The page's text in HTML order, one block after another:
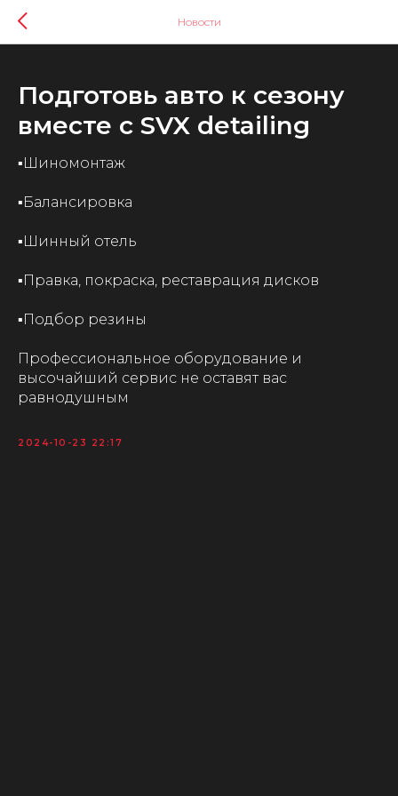
Новости
Подготовь авто к сезону
вместе с SVX detailing
▪️Шиномонтаж
▪️Балансировка
▪️Шинный отель
▪️Правка, покраска, реставрация дисков
▪️Подбор резины
Профессиональное оборудование и
высочайший сервис не оставят вас
равнодушным
2024-10-23 22:17